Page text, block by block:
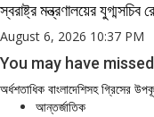
স্বরাষ্ট্র মন্ত্রণালয়ের
August 6, 2026 10:37 PM
You may have missed
অর্ধশতাধিক বাংলাদেশিসহ গ্রিসের
আন্তর্জাতিক